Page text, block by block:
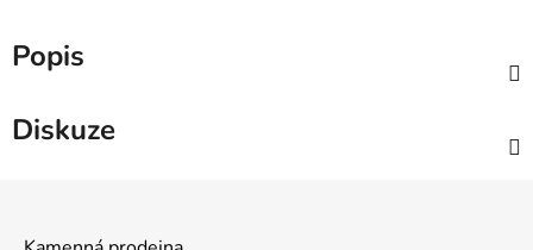
Popis
Diskuze